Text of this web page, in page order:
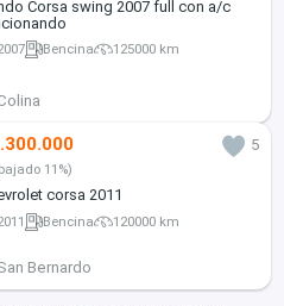
Corsa swing 2007 full con a/c
Bencina 125000 km
5
11%)
corsa 2011
Bencina 120000 km
Bernardo